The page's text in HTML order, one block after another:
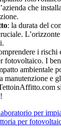
che
: la durata del
i rischi
fotovoltaico. I
ambientale
manutenzione e
!
per
per